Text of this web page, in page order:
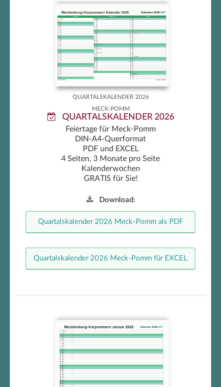
Meck-Pomm Quartalskalender
QUARTALSKALENDER 2026
MECK-POMM
QUARTALSKALENDER 2026
Feiertage für Meck-Pomm
DIN-A4-Querformat
PDF und EXCEL
4 Seiten, 3 Monate pro Seite
Kalenderwochen
GRATIS für Sie!
Download:
Quartalskalender 2026 Meck-Pomm als PDF
Quartalskalender 2026 Meck-Pomm für EXCEL
Meck-Pomm Monatskalender
2026